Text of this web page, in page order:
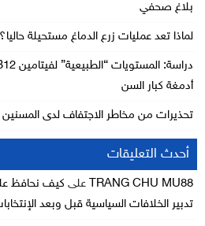
بلاغ صحفي
لماذا تعد عمليات زرع الدماغ مستحيلة حاليا؟
أدمغة كبار السن
تحذيرات من مخاطر الاجتفاف لدى المسنين
أحدث التعليقات
TRANG CHU MU88 على كيف نحافظ
تدبير الخلافات السياسية قبل وبعد